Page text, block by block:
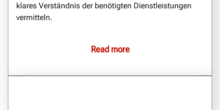
klares Verständnis der benötigten Dienstleistungen
vermitteln.
Read more